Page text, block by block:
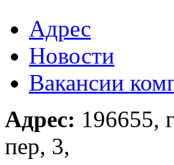
Адрес
Новости
Вакансии
Адрес: 196655,
пер, 3,